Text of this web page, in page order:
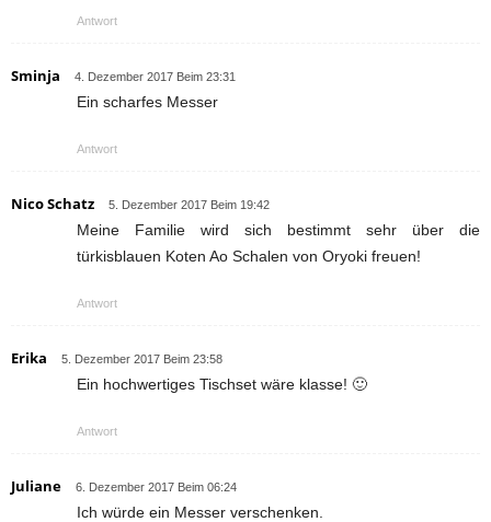
Antwort
Sminja 4. Dezember 2017 Beim 23:31
Ein scharfes Messer
Antwort
Nico Schatz 5. Dezember 2017 Beim 19:42
Meine Familie wird sich bestimmt sehr über die
türkisblauen Koten Ao Schalen von Oryoki freuen!
Antwort
Erika 5. Dezember 2017 Beim 23:58
Ein hochwertiges Tischset wäre klasse! 🙂
Antwort
Juliane 6. Dezember 2017 Beim 06:24
Ich würde ein Messer verschenken.